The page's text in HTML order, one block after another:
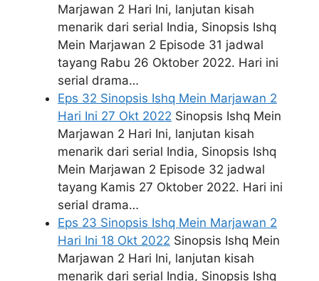
Marjawan 2 Hari Ini, lanjutan kisah
menarik dari serial India, Sinopsis Ishq
Mein Marjawan 2 Episode 31 jadwal
tayang Rabu 26 Oktober 2022. Hari ini
serial drama…
Eps 32 Sinopsis Ishq Mein Marjawan 2
Hari Ini 27 Okt 2022 Sinopsis Ishq Mein
Marjawan 2 Hari Ini, lanjutan kisah
menarik dari serial India, Sinopsis Ishq
Mein Marjawan 2 Episode 32 jadwal
tayang Kamis 27 Oktober 2022. Hari ini
serial drama…
Eps 23 Sinopsis Ishq Mein Marjawan 2
Hari Ini 18 Okt 2022 Sinopsis Ishq Mein
Marjawan 2 Hari Ini, lanjutan kisah
menarik dari serial India, Sinopsis Ishq